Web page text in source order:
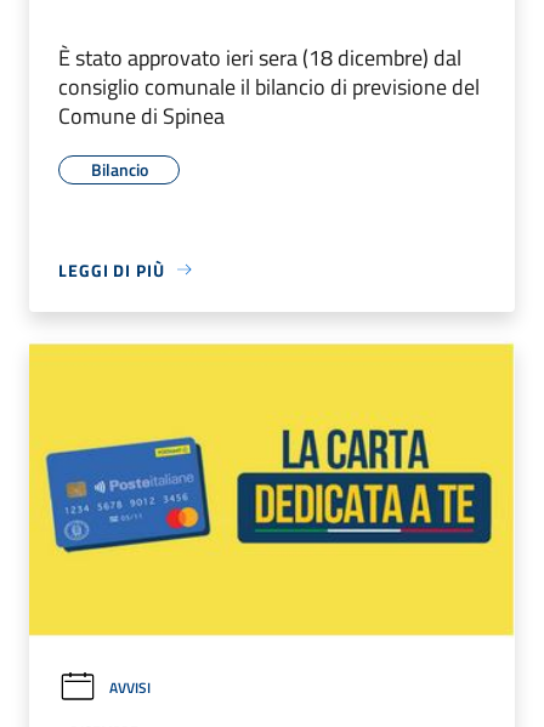
È stato approvato ieri sera (18 dicembre) dal
consiglio comunale il bilancio di previsione del
Comune di Spinea
Bilancio
LEGGI DI PIÙ
AVVISI